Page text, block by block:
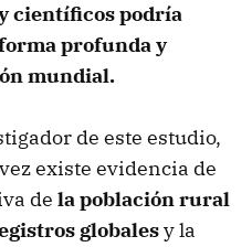
científicos podría
profunda y
mundial.
de este estudio,
existe evidencia de
de la población rural
globalesy la